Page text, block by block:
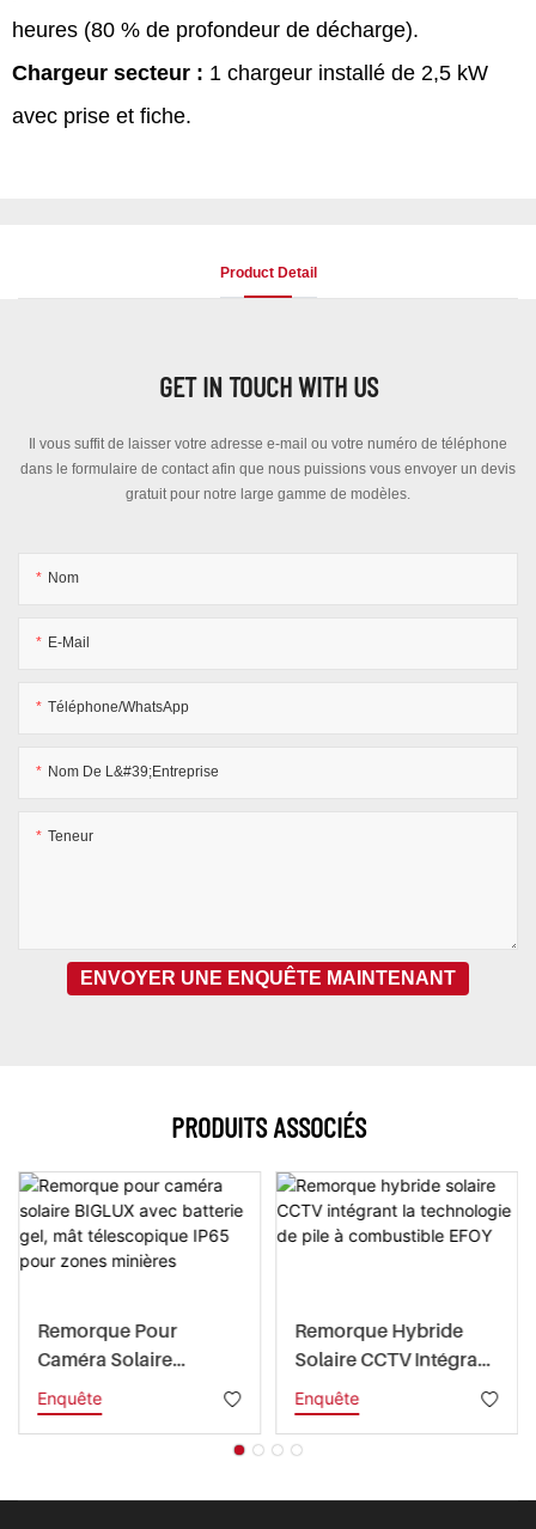
heures (80 % de profondeur de décharge).
Chargeur secteur : 1 chargeur installé de 2,5 kW
avec prise et fiche.
Product Detail
GET IN TOUCH WITH US
Il vous suffit de laisser votre adresse e-mail ou votre numéro de téléphone
dans le formulaire de contact afin que nous puissions vous envoyer un devis
gratuit pour notre large gamme de modèles.
Nom
E-Mail
Téléphone/WhatsApp
Nom De L&#39;entreprise
Teneur
ENVOYER UNE ENQUÊTE MAINTENANT
PRODUITS ASSOCIÉS
Remorque Pour
Caméra Solaire
BIGLUX Avec Batterie
Gel, Mât Télescopique
Enquête
Remorque Hybride
Solaire CCTV Intégrant
La Technologie De Pile
À Combustible EFOY
Enquête